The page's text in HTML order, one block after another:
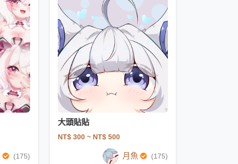
(175)
大頭貼貼
NT$ 300 ~ NT$ 500
月魚 (175)